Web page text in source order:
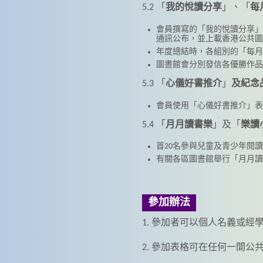
5.2 「 我的悅讀分享 」、「 每
會員撰寫的「我的悅讀分享
通訊公布，並上載香港公共
年度總結時，各組別的「每
圖書館會分別發信各優勝作
5.3 「 心儀好書推介」 及紀念
會員使用「心儀好書推介」
5.4 「 月月讀書樂 」及「 樂讀
首20名參與兒童及青少年閱
有關各區圖書館舉行「月月
參加辦法
1. 參加者可以個人名義或經
2. 參加表格可在任何一間公